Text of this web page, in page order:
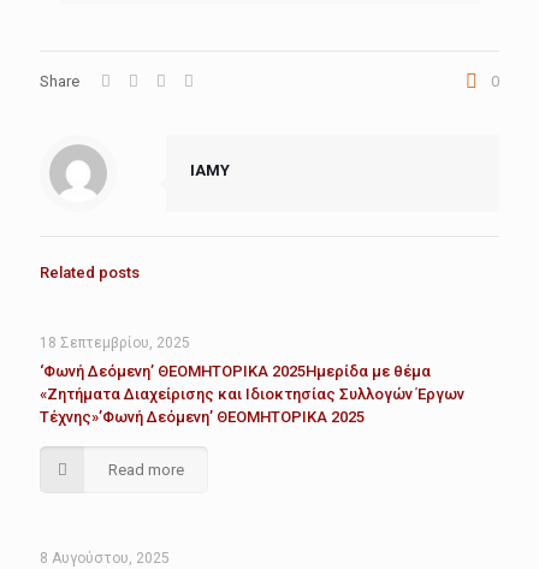
Share 0
IAMY
Related posts
18 Σεπτεμβρίου, 2025
‘Φωνή Δεόμενη’ ΘΕΟΜΗΤΟΡΙΚΑ 2025Ημερίδα με θέμα
«Ζητήματα Διαχείρισης και Ιδιοκτησίας Συλλογών Έργων
Τέχνης»’Φωνή Δεόμενη’ ΘΕΟΜΗΤΟΡΙΚΑ 2025
Read more
8 Αυγούστου, 2025